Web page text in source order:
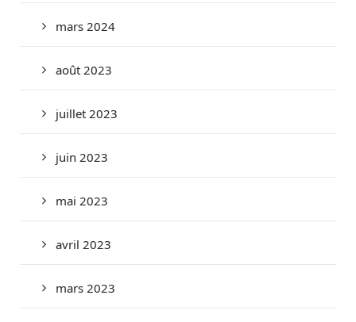
mars 2024
août 2023
juillet 2023
juin 2023
mai 2023
avril 2023
mars 2023